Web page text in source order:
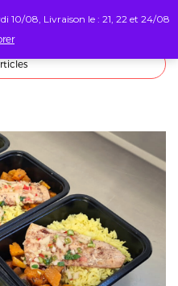
10/08, Livraison le : 21, 22 et 24/08